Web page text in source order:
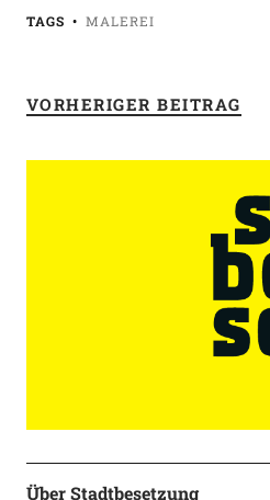
TAGS MALEREI
VORHERIGER BEITRAG
Über Stadtbesetzung